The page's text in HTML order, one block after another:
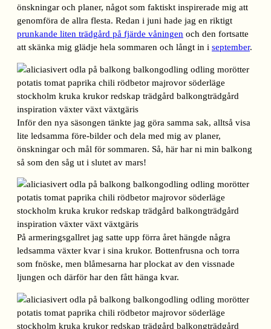
önskningar och planer, något som faktiskt inspirerade mig att
genomföra de allra flesta. Redan i juni hade jag en riktigt
prunkande liten trädgård på fjärde våningen och den fortsatte
att skänka mig glädje hela sommaren och långt in i september.
Inför den nya säsongen tänkte jag göra samma sak, alltså visa
lite ledsamma före-bilder och dela med mig av planer,
önskningar och mål för sommaren. Så, här har ni min balkong
så som den såg ut i slutet av mars!
På armeringsgallret jag satte upp förra året hängde några
ledsamma växter kvar i sina krukor. Bottenfrusna och torra
som fnöske, men blåmesarna har plockat av den vissnade
ljungen och därför har den fått hänga kvar.